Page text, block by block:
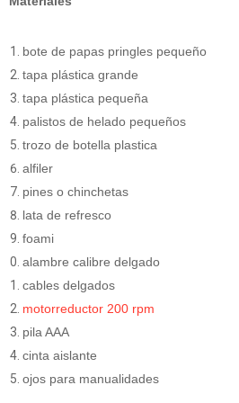
bote de papas pringles pequeño
tapa plástica grande
tapa plástica pequeña
palistos de helado pequeños
trozo de botella plastica
alfiler
pines o chinchetas
lata de refresco
foami
alambre calibre delgado
cables delgados
motorreductor 200 rpm
pila AAA
cinta aislante
ojos para manualidades